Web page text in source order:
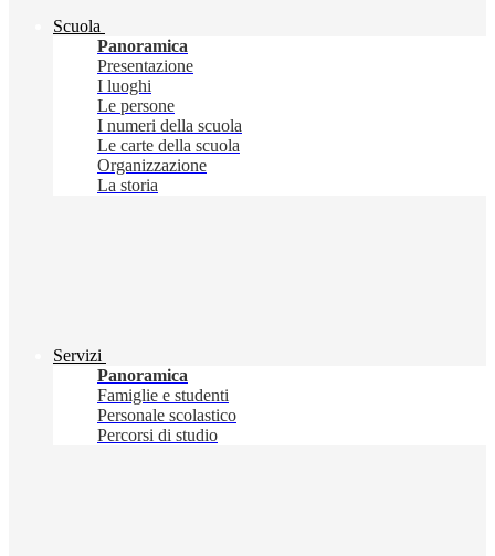
Scuola
Panoramica
Presentazione
I luoghi
Le persone
I numeri della scuola
Le carte della scuola
Organizzazione
La storia
Servizi
Panoramica
Famiglie e studenti
Personale scolastico
Percorsi di studio